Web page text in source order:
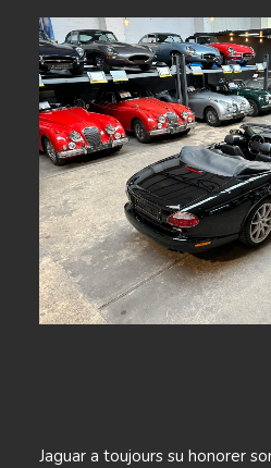
Jaguar a toujours su honorer